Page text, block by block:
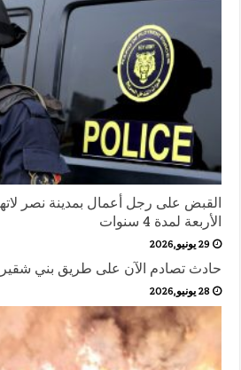
القبض على رجل أعمال بمدينة نصر
الأربعة لمدة 4 سنوات
29 يونيو,2026
حادث تصادم الآن على طريق بني شقير
28 يونيو,2026